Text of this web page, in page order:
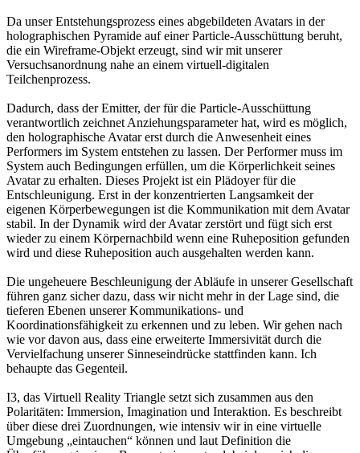
Da unser Entstehungsprozess eines abgebildeten Avatars in der
holographischen Pyramide auf einer Particle-Ausschüttung beruht,
die ein Wireframe-Objekt erzeugt, sind wir mit unserer
Versuchsanordnung nahe an einem virtuell-digitalen
Teilchenprozess.
Dadurch, dass der Emitter, der für die Particle-Ausschüttung
verantwortlich zeichnet Anziehungsparameter hat, wird es möglich,
den holographische Avatar erst durch die Anwesenheit eines
Performers im System entstehen zu lassen. Der Performer muss im
System auch Bedingungen erfüllen, um die Körperlichkeit seines
Avatar zu erhalten. Dieses Projekt ist ein Plädoyer für die
Entschleunigung. Erst in der konzentrierten Langsamkeit der
eigenen Körperbewegungen ist die Kommunikation mit dem Avatar
stabil. In der Dynamik wird der Avatar zerstört und fügt sich erst
wieder zu einem Körpernachbild wenn eine Ruheposition gefunden
wird und diese Ruheposition auch ausgehalten werden kann.
Die ungeheuere Beschleunigung der Abläufe in unserer Gesellschaft
führen ganz sicher dazu, dass wir nicht mehr in der Lage sind, die
tieferen Ebenen unserer Kommunikations- und
Koordinationsfähigkeit zu erkennen und zu leben. Wir gehen nach
wie vor davon aus, dass eine erweiterte Immersivität durch die
Vervielfachung unserer Sinneseindrücke stattfinden kann. Ich
behaupte das Gegenteil.
I3, das Virtuell Reality Triangle setzt sich zusammen aus den
Polaritäten: Immersion, Imagination und Interaktion. Es beschreibt
über diese drei Zuordnungen, wie intensiv wir in eine virtuelle
Umgebung „eintauchen“ können und laut Definition die